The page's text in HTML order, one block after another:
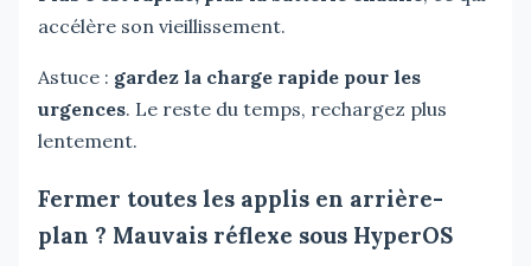
accélère son vieillissement.
Astuce : gardez la charge rapide pour les
urgences. Le reste du temps, rechargez plus
lentement.
Fermer toutes les applis en arrière-
plan ? Mauvais réflexe sous HyperOS